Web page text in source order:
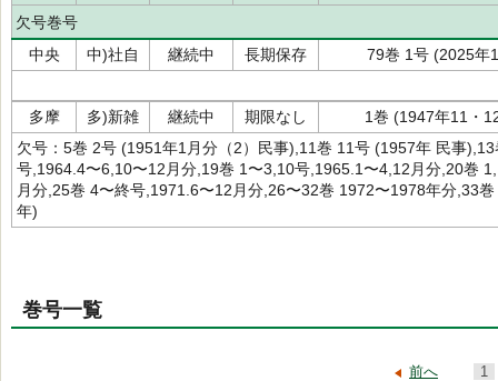
欠号巻号
中央
中)社自 継続中 長期保存 79巻 1号 (2025年
多摩 多)新雑 継続中 期限なし
1巻 (1947年11・
欠号：5巻 2号 (1951年1月分（2）民事),11巻 11号 (1957年 民事
号,1964.4〜6,10〜12月分,19巻 1〜3,10号,1965.1〜4,12月分,20巻
月分,25巻 4〜終号,1971.6〜12月分,26〜32巻 1972〜1978年分,33
年)
巻号一覧
前へ 1